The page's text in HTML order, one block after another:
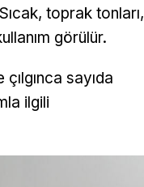
toprak tonları,
görülür.
sayıda
ilgili